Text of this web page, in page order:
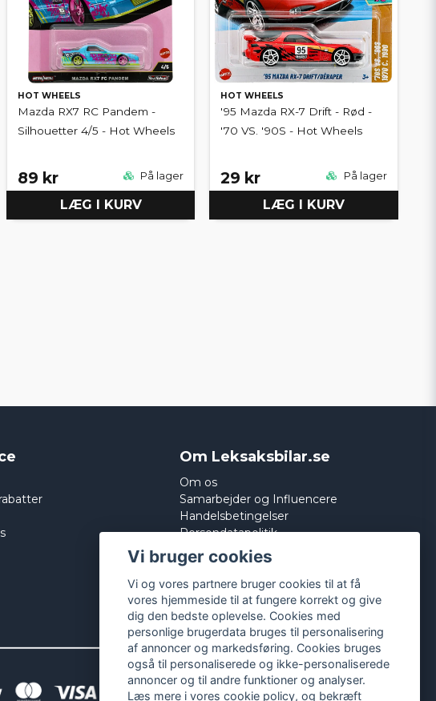
HOT WHEELS
Mazda RX7 RC Pandem -
Silhouetter 4/5 - Hot Wheels
89 kr På lager
LÆG I KURV
HOT WHEELS
'95 Mazda RX-7 Drift - Rød -
'70 VS. '90S - Hot Wheels
29 kr På lager
LÆG I KURV
Om Leksaksbilar.se
Om os
Samarbejder og Influencere
Handelsbetingelser
Persondatapolitik
Cookies
Vi bruger cookies
Vi og vores partnere bruger cookies til at få
vores hjemmeside til at fungere korrekt og give
dig den bedste oplevelse. Cookies med
personlige brugerdata bruges til personalisering
af annoncer og markedsføring. Cookies bruges
også til personaliserede og ikke-personaliserede
annoncer og til andre funktioner og analyser.
Læs mere i vorescookie policy, og bekræft